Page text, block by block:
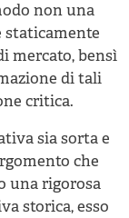
non una
staticamente
mercato, bensì
di tali
critica.
sia sorta e
che
una rigorosa
storica, esso